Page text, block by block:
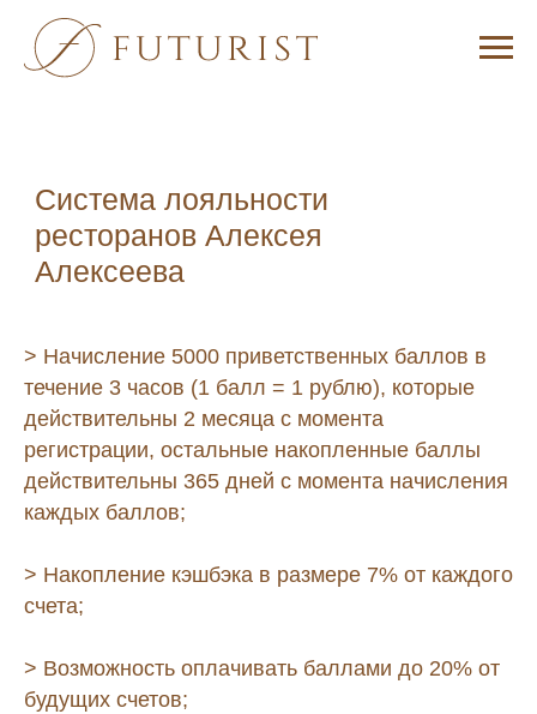
Система лояльности
ресторанов Алексея
Алексеева
> Начисление 5000 приветственных баллов в
течение 3 часов (1 балл = 1 рублю), которые
действительны 2 месяца с момента
регистрации, остальные накопленные баллы
действительны 365 дней с момента начисления
каждых баллов;
> Накопление кэшбэка в размере 7% от каждого
счета;
> Возможность оплачивать баллами до 20% от
будущих счетов;